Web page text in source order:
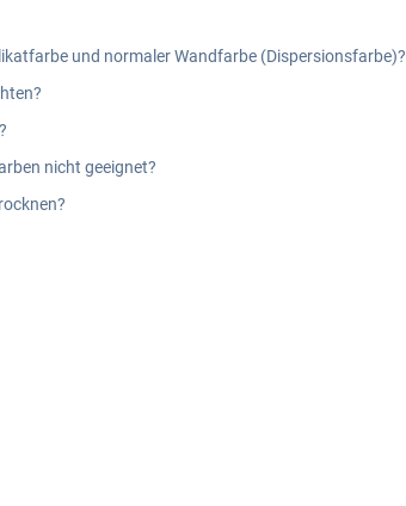
und normaler Wandfarbe (Dispersionsfarbe)?
nicht geeignet?